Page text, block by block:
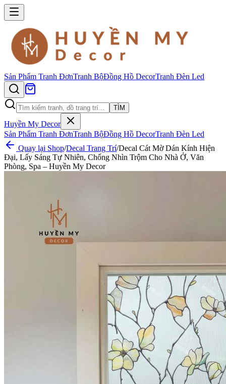
Sản Phẩm Tranh ĐơnTranh BộĐồng Hồ DecorTranh Đèn Led
TÌM
Huyền My Decor
Sản Phẩm Tranh ĐơnTranh BộĐồng Hồ DecorTranh Đèn Led
Quay lại Shop/Decal Trang Trí/Decal Cát Mờ Dán Kính Hiện
Đại, Lấy Sáng Tự Nhiên, Chống Nhìn Trộm Cho Nhà Ở, Văn
Phòng, Spa – Huyền My Decor